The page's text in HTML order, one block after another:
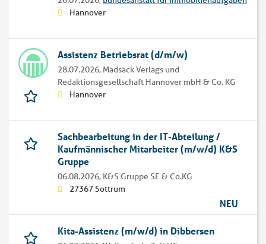
Hannover
Assistenz Betriebsrat (d/m/w)
28.07.2026, Madsack Verlags und
Redaktionsgesellschaft Hannover mbH & Co. KG
Hannover
Sachbearbeitung in der IT-Abteilung /
Kaufmännischer Mitarbeiter (m/w/d) K&S
Gruppe
06.08.2026, K&S Gruppe SE & Co.KG
27367 Sottrum
NEU
Kita-Assistenz (m/w/d) in Dibbersen